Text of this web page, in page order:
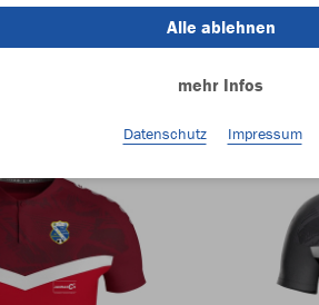
Alle ablehnen
mehr Infos
Datenschutz Impressum